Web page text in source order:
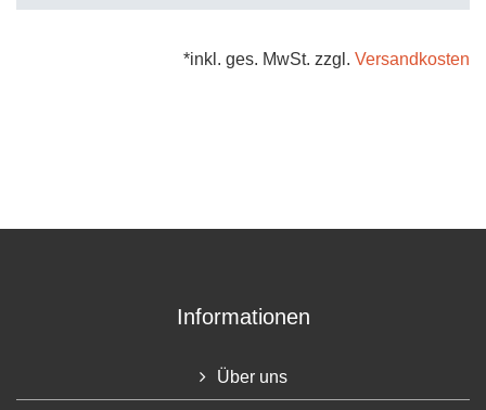
*inkl. ges. MwSt. zzgl. Versandkosten
Informationen
Über uns